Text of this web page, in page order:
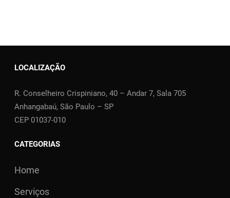
LOCALIZAÇÃO
R. Conselheiro Crispiniano, 40 – Andar 7, Sala 705
Anhangabaú, São Paulo – SP
CEP 01037-010
CATEGORIAS
Home
Serviços